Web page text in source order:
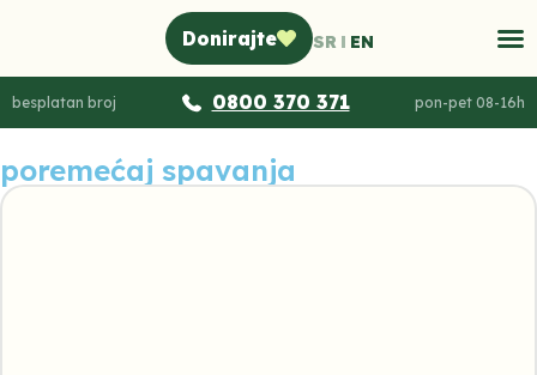
Donirajte SR EN
besplatan broj 0800 370 371 pon-pet 08-16h
poremećaj spavanja